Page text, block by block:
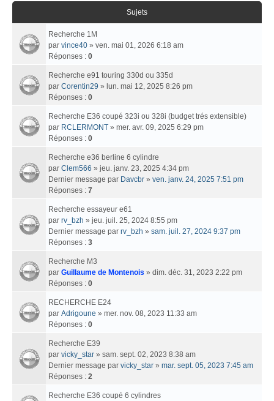
Sujets
Recherche 1M
par vince40 » ven. mai 01, 2026 6:18 am
Réponses : 0
Recherche e91 touring 330d ou 335d
par Corentin29 » lun. mai 12, 2025 8:26 pm
Réponses : 0
Recherche E36 coupé 323i ou 328i (budget trés extensible)
par RCLERMONT » mer. avr. 09, 2025 6:29 pm
Réponses : 0
Recherche e36 berline 6 cylindre
par Clem566 » jeu. janv. 23, 2025 4:34 pm
Dernier message par Davcbr » ven. janv. 24, 2025 7:51 pm
Réponses : 7
Recherche essayeur e61
par rv_bzh » jeu. juil. 25, 2024 8:55 pm
Dernier message par rv_bzh » sam. juil. 27, 2024 9:37 pm
Réponses : 3
Recherche M3
par Guillaume de Montenois » dim. déc. 31, 2023 2:22 pm
Réponses : 0
RECHERCHE E24
par Adrigoune » mer. nov. 08, 2023 11:33 am
Réponses : 0
Recherche E39
par vicky_star » sam. sept. 02, 2023 8:38 am
Dernier message par vicky_star » mar. sept. 05, 2023 7:45 am
Réponses : 2
Recherche E36 coupé 6 cylindres